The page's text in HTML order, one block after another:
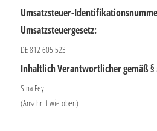
Umsatzsteuer-
Umsatzsteuergesetz:
DE 812 605 523
Inhaltlich Verantwortlicher gemäß §
Sina Fey
(Anschrift wie oben)